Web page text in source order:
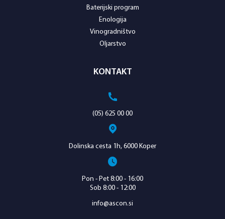
Baterijski program
Enologija
Vinogradništvo
Oljarstvo
KONTAKT
(05) 625 00 00
Dolinska cesta 1h, 6000 Koper
Pon - Pet 8:00 - 16:00
Sob 8:00 - 12:00
info@ascon.si